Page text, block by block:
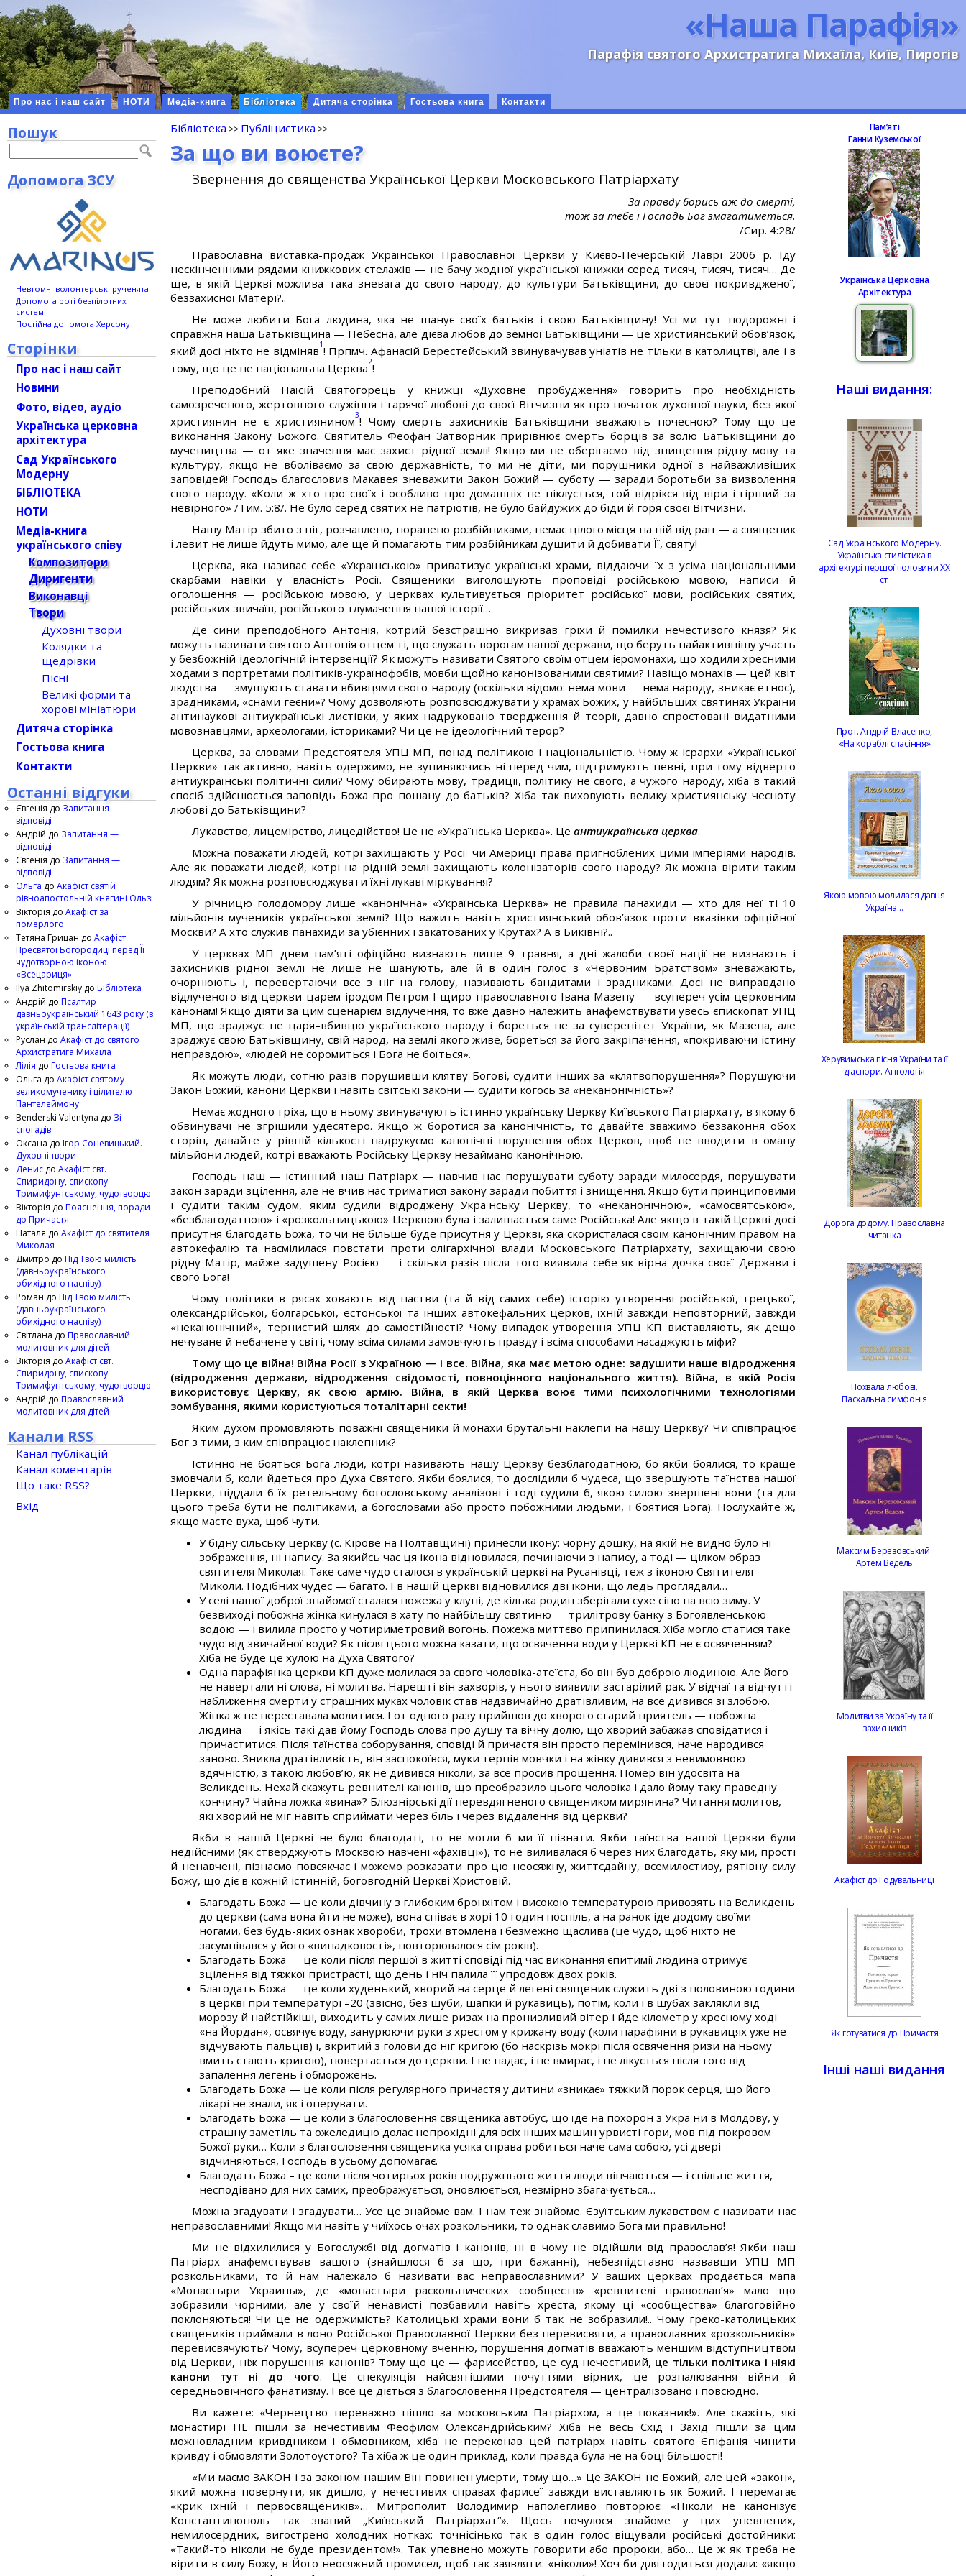
«Наша Парафія»
Парафія святого Архистратига Михаїла, Київ, Пирогів
Про нас і наш сайт НОТИ Медіа-книга Бібліотека Дитяча сторінка Гостьова книга Контакти
Бібліотека Публіцистика
За що ви воюєте?
Звернення до священства Української Церкви Московського Патріархату
За правду борись аж до смерті,
тож за тебе і Господь Бог змагатиметься.
/Сир. 4:28/
Православна виставка-продаж Української Православної Церкви у Києво-Печерській Лаврі 2006 р. Іду
нескінченними рядами книжкових стелажів — не бачу жодної української книжки серед тисяч, тисяч, тисяч… Де
ще, в якій Церкві можлива така зневага до свого народу, до культури Батьківщини, до своєї покривдженої,
беззахисної Матері?..
Не може любити Бога людина, яка не шанує своїх батьків і свою Батьківщину! Усі ми тут подорожні і
справжня наша Батьківщина — Небесна, але дієва любов до земної Батьківщини — це християнський обов’язок,
який досі ніхто не відміняв1! Прпмч. Афанасій Берестейський звинувачував уніатів не тільки в католицтві, але і в
тому, що це не національна Церква2!
Преподобний Паїсій Святогорець у книжці «Духовне пробудження» говорить про необхідність
самозреченого, жертовного служіння і гарячої любові до своєї Вітчизни як про початок духовної науки, без якої
християнин не є християнином3! Чому смерть захисників Батьківщини вважають почесною? Тому що це
виконання Закону Божого. Святитель Феофан Затворник прирівнює смерть борців за волю Батьківщини до
мучеництва — от яке значення має захист рідної землі! Якщо ми не оберігаємо від знищення рідну мову та
культуру, якщо не вболіваємо за свою державність, то ми не діти, ми порушники одної з найважливіших
заповідей! Господь благословив Макавея зневажити Закон Божий — суботу — заради боротьби за визволення
свого народу. «Коли ж хто про своїх і особливо про домашніх не піклується, той відрікся від віри і гірший за
невірного» /Тим. 5:8/. Не було серед святих не патріотів, не було байдужих до біди й горя своєї Вітчизни.
Нашу Матір збито з ніг, розчавлено, поранено розбійниками, немає цілого місця на ній від ран — а священик
і левит не лише йдуть мимо, але ще й помагають тим розбійникам душити й добивати Її, святу!
Церква, яка називає себе «Українською» приватизує українські храми, віддаючи їх з усіма національними
скарбами навіки у власність Росії. Священики виголошують проповіді російською мовою, написи й
оголошення — російською мовою, у церквах культивується пріоритет російської мови, російських святих,
російських звичаїв, російського тлумачення нашої історії…
Де сини преподобного Антонія, котрий безстрашно викривав гріхи й помилки нечестивого князя? Як
можуть називати святого Антонія отцем ті, що служать ворогам нашої держави, що беруть найактивнішу участь
у безбожній ідеологічній інтервенції? Як можуть називати Святого своїм отцем ієромонахи, що ходили хресними
ходами з портретами політиків-українофобів, мовби щойно канонізованими святими? Навіщо монахів — цей квіт
людства — змушують ставати вбивцями свого народу (оскільки відомо: нема мови — нема народу, зникає етнос),
зрадниками, «снами геєни»? Чому дозволяють розповсюджувати у храмах Божих, у найбільших святинях України
антинаукові антиукраїнські листівки, у яких надруковано твердження й теорії, давно спростовані видатними
мовознавцями, археологами, істориками? Чи це не ідеологічний терор?
Церква, за словами Предстоятеля УПЦ МП, понад політикою і національністю. Чому ж ієрархи «Української
Церкви» так активно, навіть одержимо, не зупиняючись ні перед чим, підтримують певні, при тому відверто
антиукраїнські політичні сили? Чому обирають мову, традиції, політику не свого, а чужого народу, хіба в такий
спосіб здійснюється заповідь Божа про пошану до батьків? Хіба так виховують велику християнську чесноту
любові до Батьківщини?
Лукавство, лицемірство, лицедійство! Це не «Українська Церква». Цеантиукраїнська церква.
Можна поважати людей, котрі захищають у Росії чи Америці права пригноблених цими імперіями народів.
Але як поважати людей, котрі на рідній землі захищають колонізаторів свого народу? Як можна вірити таким
людям? Як можна розповсюджувати їхні лукаві міркування?
У річницю голодомору лише «канонічна» «Українська Церква» не правила панахиди — хто для неї ті 10
мільйонів мучеників української землі? Що важить навіть християнський обов’язок проти вказівки офіційної
Москви? А хто служив панахиди за убієнних і закатованих у Крутах? А в Биківні?..
У церквах МП днем пам’яті офіційно визнають лише 9 травня, а дні жалоби своєї нації не визнають і
захисників рідної землі не лише не шанують, але й в один голос з «Червоним Братством» зневажають,
очорнюють і, перевертаючи все з ніг на голову, називають бандитами і зрадниками. Досі не виправдано
відлученого від церкви царем-іродом Петром І щиро православного Івана Мазепу — всупереч усім церковним
канонам! Якщо діяти за цим сценарієм відлучення, то вже давно належить анафемствувати увесь єпископат УПЦ
МП, що зраджує не царя–вбивцю українського народу і бореться не за суверенітет України, як Мазепа, але
зраджує свою Батьківщину, свій народ, на землі якого живе, бореться за його закріпачення, «покриваючи істину
неправдою», «людей не соромиться і Бога не боїться».
Як можуть люди, сотню разів порушивши клятву Богові, судити інших за «клятвопорушення»? Порушуючи
Закон Божий, канони Церкви і навіть світські закони — судити когось за «неканонічність»?
Немає жодного гріха, що в ньому звинувачують істинно українську Церкву Київського Патріархату, в якому б
обвинувачі не згрішили удесятеро. Якщо ж боротися за канонічність, то давайте зважимо беззаконня обох
сторін, давайте у рівній кількості надрукуємо канонічні порушення обох Церков, щоб не вводити в оману
мільйони людей, котрі вважають Російську Церкву незаймано канонічною.
Господь наш — істинний наш Патріарх — навчив нас порушувати суботу заради милосердя, порушувати
закон заради зцілення, але не вчив нас триматися закону заради побиття і знищення. Якщо бути принциповими
і судити таким судом, яким судили відроджену Українську Церкву, то «неканонічною», «самосвятською»,
«безблагодатною» і «розкольницькою» Церквою була і залишається саме Російська! Але якщо в такій Церкві досі
присутня благодать Божа, то чи не більше буде присутня у Церкві, яка скористалася своїм канонічним правом на
автокефалію та насмілилася повстати проти олігархічної влади Московського Патріархату, захищаючи свою
рідну Матір, майже задушену Росією — і скільки разів після того виявила себе як вірна дочка своєї Держави і
свого Бога!
Чому політики в рясах ховають від пастви (та й від самих себе) історію утворення російської, грецької,
олександрійської, болгарської, естонської та інших автокефальних церков, їхній завжди неповторний, завжди
«неканонічний», тернистий шлях до самостійності? Чому випадок утворення УПЦ КП виставляють, як дещо
нечуване й небачене у світі, чому всіма силами замовчують правду і всіма способами насаджують міфи?
Тому що це війна! Війна Росії з Україною — і все. Війна, яка має метою одне: задушити наше відродження
(відродження держави, відродження свідомості, повноцінного національного життя). Війна, в якій Росія
використовує Церкву, як свою армію. Війна, в якій Церква воює тими психологічними технологіями
зомбування, якими користуються тоталітарні секти!
Яким духом промовляють поважні священики й монахи брутальні наклепи на нашу Церкву? Чи співпрацює
Бог з тими, з ким співпрацює наклепник?
Істинно не бояться Бога люди, котрі називають нашу Церкву безблагодатною, бо якби боялися, то краще
змовчали б, коли йдеться про Духа Святого. Якби боялися, то дослідили б чудеса, що звершують таїнства нашої
Церкви, піддали б їх ретельному богословському аналізові і тоді судили б, якою силою звершені вони (та для
цього треба бути не політиками, а богословами або просто побожними людьми, і боятися Бога). Послухайте ж,
якщо маєте вуха, щоб чути.
У бідну сільську церкву (с. Кірове на Полтавщині) принесли ікону: чорну дошку, на якій не видно було ні
зображення, ні напису. За якийсь час ця ікона відновилася, починаючи з напису, а тоді — цілком образ
святителя Миколая. Таке саме чудо сталося в українській церкві на Русанівці, теж з іконою Святителя
Миколи. Подібних чудес — багато. І в нашій церкві відновилися дві ікони, що ледь проглядали…
У селі нашої доброї знайомої сталася пожежа у клуні, де кілька родин зберігали сухе сіно на всю зиму. У
безвиході побожна жінка кинулася в хату по найбільшу святиню — трилітрову банку з Богоявленською
водою — і вилила просто у чотириметровий вогонь. Пожежа миттєво припинилася. Хіба могло статися таке
чудо від звичайної води? Як після цього можна казати, що освячення води у Церкві КП не є освяченням?
Хіба не буде це хулою на Духа Святого?
Одна парафіянка церкви КП дуже молилася за свого чоловіка-атеїста, бо він був доброю людиною. Але його
не навертали ні слова, ні молитва. Нарешті він захворів, у нього виявили застарілий рак. У відчаї та відчутті
наближення смерти у страшних муках чоловік став надзвичайно дратівливим, на все дивився зі злобою.
Жінка ж не переставала молитися. І от одного разу прийшов до хворого старий приятель — побожна
людина — і якісь такі дав йому Господь слова про душу та вічну долю, що хворий забажав сповідатися і
причаститися. Після таїнства соборування, сповіді й причастя він просто перемінився, наче народився
заново. Зникла дратівливість, він заспокоївся, муки терпів мовчки і на жінку дивився з невимовною
вдячністю, з такою любов’ю, як не дивився ніколи, за все просив прощення. Помер він удосвіта на
Великдень. Нехай скажуть ревнителі канонів, що преобразило цього чоловіка і дало йому таку праведну
кончину? Чайна ложка «вина»? Блюзнірські дії перевдягненого священиком мирянина? Читання молитов,
які хворий не міг навіть сприймати через біль і через віддалення від церкви?
Якби в нашій Церкві не було благодаті, то не могли б ми її пізнати. Якби таїнства нашої Церкви були
недійсними (як стверджують Москвою навчені «фахівці»), то не виливалася б через них благодать, яку ми, прості
й ненавчені, пізнаємо повсякчас і можемо розказати про цю неосяжну, життєдайну, всемилостиву, рятівну силу
Божу, що діє в кожній істинній, боговгодній Церкві Христовій.
Благодать Божа — це коли дівчину з глибоким бронхітом і високою температурою привозять на Великдень
до церкви (сама вона йти не може), вона співає в хорі 10 годин поспіль, а на ранок іде додому своїми
ногами, без будь-яких ознак хвороби, трохи втомлена і безмежно щаслива (це чудо, щоб ніхто не
засумнівався у його «випадковості», повторювалося сім років).
Благодать Божа — це коли після першої в житті сповіді під час виконання єпитимії людина отримує
зцілення від тяжкої пристрасті, що день і ніч палила її упродовж двох років.
Благодать Божа — це коли худенький, хворий на серце й легені священик служить дві з половиною години
в церкві при температурі –20 (звісно, без шуби, шапки й рукавиць), потім, коли і в шубах заклякли від
морозу й найстійкіші, виходить у самих лише ризах на пронизливий вітер і йде кілометр у хресному ході
«на Йордан», освячує воду, занурюючи руки з хрестом у крижану воду (коли парафіяни в рукавицях уже не
відчувають пальців) і, вкритий з голови до ніг кригою (бо наскрізь мокрі після освячення ризи на ньому
вмить стають кригою), повертається до церкви. І не падає, і не вмирає, і не лікується після того від
запалення легень і обморожень.
Благодать Божа — це коли після регулярного причастя у дитини «зникає» тяжкий порок серця, що його
лікарі не знали, як і оперувати.
Благодать Божа — це коли з благословення священика автобус, що їде на похорон з України в Молдову, у
страшну заметіль та ожеледицю долає непрохідні для всіх інших машин урвисті гори, мов під покровом
Божої руки… Коли з благословення священика усяка справа робиться наче сама собою, усі двері
відчиняються, Господь в усьому допомагає.
Благодать Божа – це коли після чотирьох років подружнього життя люди вінчаються — і спільне життя,
несподівано для них самих, преображується, оновлюється, незмірно збагачується…
Можна згадувати і згадувати… Усе це знайоме вам. І нам теж знайоме. Єзуїтським лукавством є називати нас
неправославними! Якщо ми навіть у чиїхось очах розкольники, то однак славимо Бога ми правильно!
Ми не відхилилися у Богослужбі від догматів і канонів, ні в чому не відійшли від православ’я! Якби наш
Патріарх анафемствував вашого (знайшлося б за що, при бажанні), небезпідставно назвавши УПЦ МП
розкольниками, то й нам належало б називати вас неправославними? У ваших церквах продається мапа
«Монастыри Украины», де «монастыри раскольнических сообществ» «ревнителі православ’я» мало що
зобразили чорними, але у своїй ненависті позбавили навіть хреста, якому ці «сообщества» благоговійно
поклоняються! Чи це не одержимість? Католицькі храми вони б так не зобразили!.. Чому греко-католицьких
священиків приймали в лоно Російської Православної Церкви без перевисвяти, а православних «розкольників»
перевисвячують? Чому, всупереч церковному вченню, порушення догматів вважають меншим відступництвом
від Церкви, ніж порушення канонів? Тому що це — фарисейство, це суд нечестивий, це тільки політика і ніякі
канони тут ні до чого. Це спекуляція найсвятішими почуттями вірних, це розпалювання війни й
середньовічного фанатизму. І все це діється з благословення Предстоятеля — централізовано і повсюдно.
Ви кажете: «Чернецтво переважно пішло за московським Патріархом, а це показник!». Але скажіть, які
монастирі НЕ пішли за нечестивим Феофілом Олександрійським? Хіба не весь Схід і Захід пішли за цим
можновладним кривдником і обмовником, хіба не переконав цей патріарх навіть святого Єпіфанія чинити
кривду і обмовляти Золотоустого? Та хіба ж це один приклад, коли правда була не на боці більшості!
«Ми маємо ЗАКОН і за законом нашим Він повинен умерти, тому що…» Це ЗАКОН не Божий, але цей «закон»,
який можна повернути, як дишло, у нечестивих справах фарисеї завжди виставляють як Божий. І перемагає
«крик їхній і первосвящеників»… Митрополит Володимир наполегливо повторює: «Ніколи не канонізує
Константинополь так званий „Київський Патріархат“». Щось почулося знайоме у цих упевнених,
немилосердних, вигострено холодних нотках: точнісінько так в один голос віщували російські достойники:
«Такий-то ніколи не буде президентом!». Так упевнено можуть говорити або пророки, або… Це ж як треба не
вірити в силу Божу, в Його неосяжний промисел, щоб так заявляти: «ніколи»! Хоч би для годиться додали: «якщо
Пошук
Допомога ЗСУ
Невтомні волонтерські рученята
Допомога роті безпілотних
систем
Постійна допомога Херсону
Сторінки
Про нас і наш сайт
Новини
Фото, відео, аудіо
Українська церковна
архітектура
Сад Українського
Модерну
БІБЛІОТЕКА
НОТИ
Медіа-книга
українського співу
Композитори
Диригенти
Виконавці
Твори
Духовні твори
Колядки та
щедрівки
Пісні
Великі форми та
хорові мініатюри
Дитяча сторінка
Гостьова книга
Контакти
Останні відгуки
Євгенія до Запитання —
відповіді
Андрій до Запитання —
відповіді
Євгенія до Запитання —
відповіді
Ольга до Акафіст святій
рівноапостольній княгині Ользі
Вікторія до Акафіст за
померлого
Тетяна Грицан до Акафіст
Пресвятої Богородиці перед Її
чудотворною іконою
«Всецариця»
Ilya Zhitomirskiy до Бібліотека
Андрій до Псалтир
давньоукраїнський 1643 року (в
українській транслітерації)
Руслан до Акафіст до святого
Архистратига Михаїла
Лілія до Гостьова книга
Ольга до Акафіст святому
великомученику і цілителю
Пантелеймону
Benderski Valentyna до Зі
спогадів
Оксана до Ігор Соневицький.
Духовні твори
Денис до Акафіст свт.
Спиридону, єпископу
Тримифунтському, чудотворцю
Вікторія до Пояснення, поради
до Причастя
Наталя до Акафіст до святителя
Миколая
Дмитро до Під Твою милість
(давньоукраїнського
обихідного наспіву)
Роман до Під Твою милість
(давньоукраїнського
обихідного наспіву)
Світлана до Православний
молитовник для дітей
Вікторія до Акафіст свт.
Спиридону, єпископу
Тримифунтському, чудотворцю
Андрій до Православний
молитовник для дітей
Канали RSS
Канал публікацій
Канал коментарів
Що таке RSS?
Вхід
Памʼяті
Ганни Куземської
Українська Церковна
Архітектура
Наші видання:
Сад Українського Модерну.
Українська стилістика в
архітектурі першої половини ХХ
ст.
Прот. Андрій Власенко,
«На кораблі спасіння»
Якою мовою молилася давня
Україна…
Херувимська пісня України та її
діаспори. Антологія
Дорога додому. Православна
читанка
Похвала любові.
Пасхальна симфонія
Максим Березовський.
Артем Ведель
Молитви за Україну та її
захисників
Акафіст до Годувальниці
Як готуватися до Причастя
Інші наші видання